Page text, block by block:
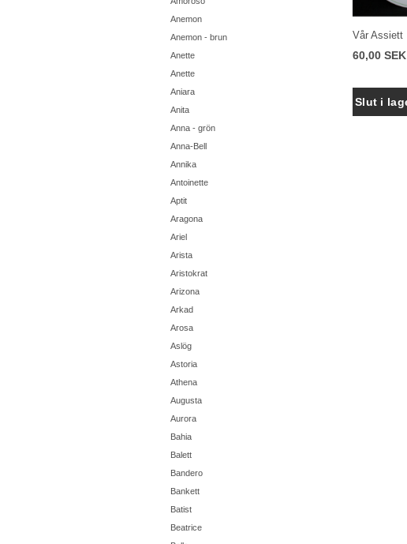
Anemon
Anemon - brun
Anette
Anette
Aniara
Anita
Anna - grön
Anna-Bell
Annika
Antoinette
Aptit
Aragona
Ariel
Arista
Aristokrat
Arizona
Arkad
Arosa
Aslög
Astoria
Athena
Augusta
Aurora
Bahia
Balett
Bandero
Bankett
Batist
Beatrice
Vår Assiett
60,00 SEK